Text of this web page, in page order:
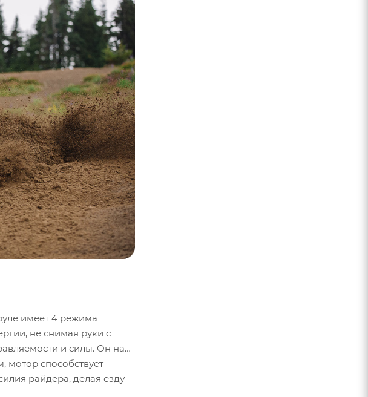
имеет 4 режима
не снимая руки с
и силы. Он на
мотор способствует
райдера, делая езду